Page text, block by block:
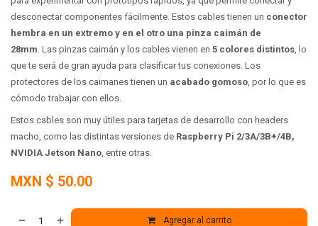
desconectar componentes fácilmente. Estos cables tienen un conector
hembra en un extremo y en el otro una pinza caimán de
28mm. Las pinzas caimán y los cables vienen en 5 colores distintos, lo
que te será de gran ayuda para clasificar tus conexiones. Los
protectores de los caimanes tienen un acabado gomoso, por lo que es
cómodo trabajar con ellos.
Estos cables son muy útiles para tarjetas de desarrollo con headers
macho, como las distintas versiones de Raspberry Pi 2/3A/3B+/4B,
NVIDIA Jetson Nano, entre otras.
MXN $ 50.00
Agregar al carrito